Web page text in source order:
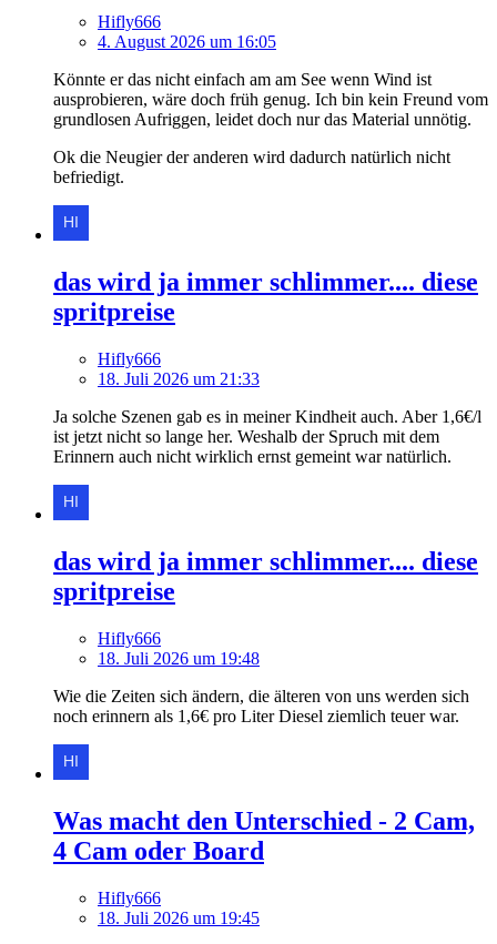
Hifly666
4. August 2026 um 16:05
Könnte er das nicht einfach am am See wenn Wind ist
ausprobieren, wäre doch früh genug. Ich bin kein Freund vom
grundlosen Aufriggen, leidet doch nur das Material unnötig.
Ok die Neugier der anderen wird dadurch natürlich nicht
befriedigt.
das wird ja immer schlimmer.... diese
spritpreise
Hifly666
18. Juli 2026 um 21:33
Ja solche Szenen gab es in meiner Kindheit auch. Aber 1,6€/l
ist jetzt nicht so lange her. Weshalb der Spruch mit dem
Erinnern auch nicht wirklich ernst gemeint war natürlich.
das wird ja immer schlimmer.... diese
spritpreise
Hifly666
18. Juli 2026 um 19:48
Wie die Zeiten sich ändern, die älteren von uns werden sich
noch erinnern als 1,6€ pro Liter Diesel ziemlich teuer war.
Was macht den Unterschied - 2 Cam,
4 Cam oder Board
Hifly666
18. Juli 2026 um 19:45